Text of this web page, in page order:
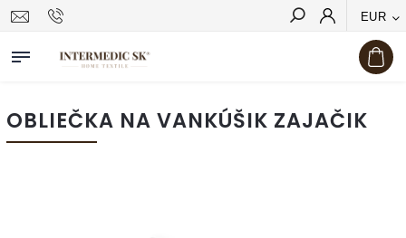
EUR
Hľadať
OBLIEČKA NA VANKÚŠIK ZAJAČIK